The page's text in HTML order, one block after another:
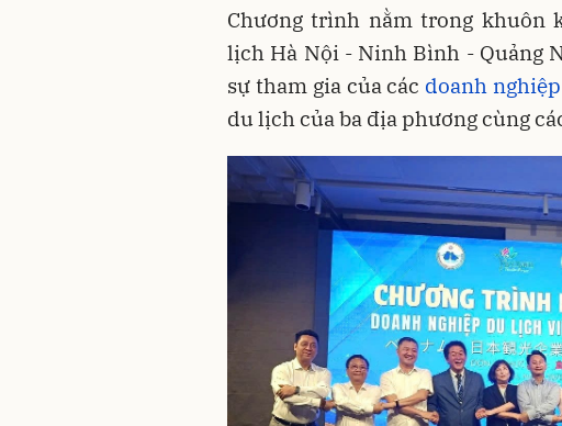
Chương trình nằm trong khuôn
lịch Hà Nội - Ninh Bình - Quảng
sự tham gia của các doanh
du lịch của ba địa phương cùng